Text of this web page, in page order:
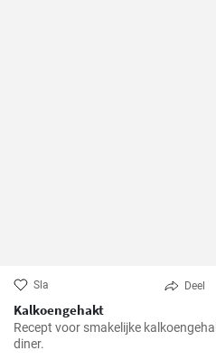
Sla Deel
Kalkoengehakt
Recept voor smakelijke
diner.